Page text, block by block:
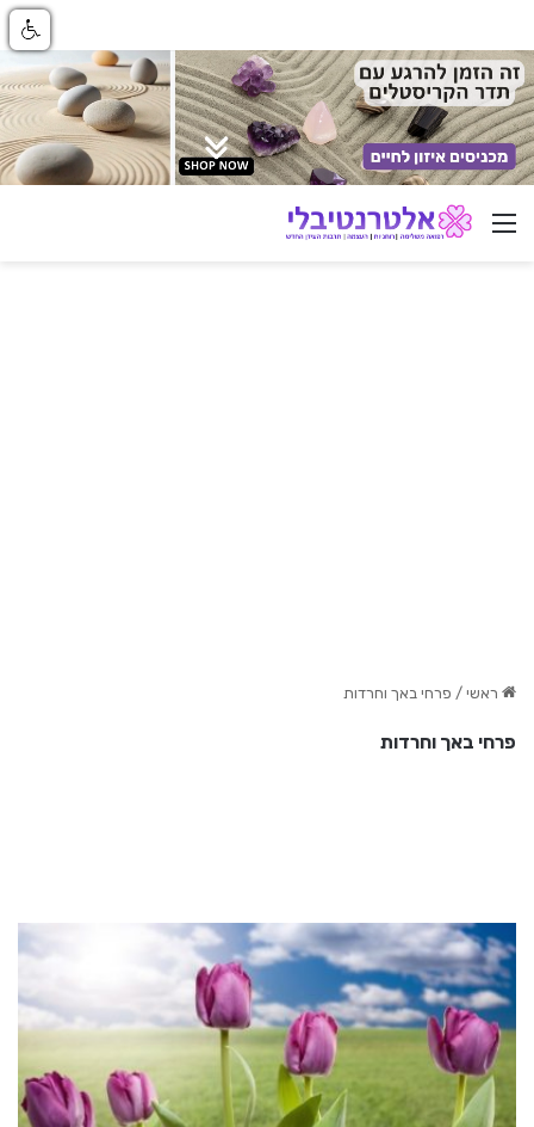
ניווט באתר
ראשי / פרחי באך וחרדות
פרחי באך וחרדות